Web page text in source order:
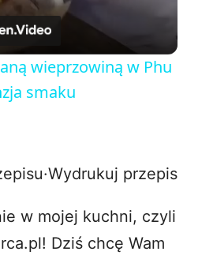
V
i
wieprzowiną w Phu
smaku
·Wydrukuj przepis
w mojej kuchni, czyli
Dziś chcę Wam